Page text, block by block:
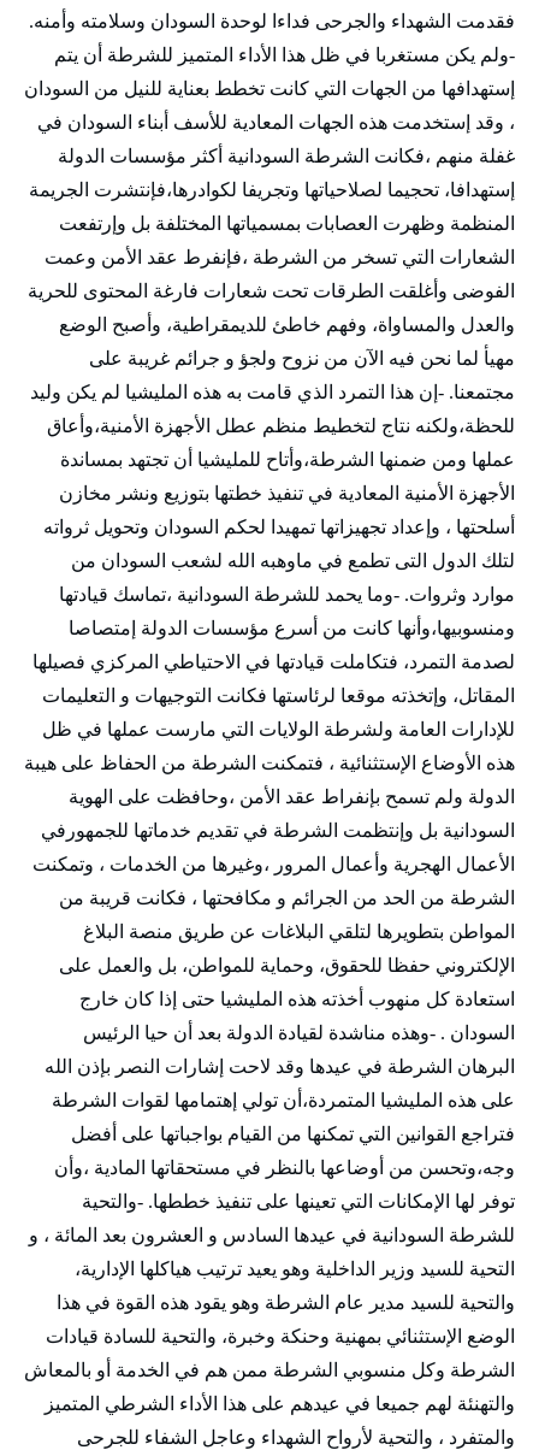
فقدمت الشهداء والجرحى فداءا لوحدة السودان وسلامته وأمنه.
-ولم يكن مستغربا في ظل هذا الأداء المتميز للشرطة أن يتم
إستهدافها من الجهات التي كانت تخطط بعناية للنيل من السودان
، وقد إستخدمت هذه الجهات المعادية للأسف أبناء السودان في
غفلة منهم ،فكانت الشرطة السودانية أكثر مؤسسات الدولة
إستهدافا، تحجيما لصلاحياتها وتجريفا لكوادرها،فإنتشرت الجريمة
المنظمة وظهرت العصابات بمسمياتها المختلفة بل وإرتفعت
الشعارات التي تسخر من الشرطة ،فإنفرط عقد الأمن وعمت
الفوضى وأغلقت الطرقات تحت شعارات فارغة المحتوى للحرية
والعدل والمساواة، وفهم خاطئ للديمقراطية، وأصبح الوضع
مهيأ لما نحن فيه الآن من نزوح ولجؤ و جرائم غريبة على
مجتمعنا. -إن هذا التمرد الذي قامت به هذه المليشيا لم يكن وليد
للحظة،ولكنه نتاج لتخطيط منظم عطل الأجهزة الأمنية،وأعاق
عملها ومن ضمنها الشرطة،وأتاح للمليشيا أن تجتهد بمساندة
الأجهزة الأمنية المعادية في تنفيذ خطتها بتوزيع ونشر مخازن
أسلحتها ، وإعداد تجهيزاتها تمهيدا لحكم السودان وتحويل ثرواته
لتلك الدول التى تطمع في ماوهبه الله لشعب السودان من
موارد وثروات. -وما يحمد للشرطة السودانية ،تماسك قيادتها
ومنسوبيها،وأنها كانت من أسرع مؤسسات الدولة إمتصاصا
لصدمة التمرد، فتكاملت قيادتها في الاحتياطي المركزي فصيلها
المقاتل، وإتخذته موقعا لرئاستها فكانت التوجيهات و التعليمات
للإدارات العامة ولشرطة الولايات التي مارست عملها في ظل
هذه الأوضاع الإستثنائية ، فتمكنت الشرطة من الحفاظ على هيبة
الدولة ولم تسمح بإنفراط عقد الأمن ،وحافظت على الهوية
السودانية بل وإنتظمت الشرطة في تقديم خدماتها للجمهورفي
الأعمال الهجرية وأعمال المرور ،وغيرها من الخدمات ، وتمكنت
الشرطة من الحد من الجرائم و مكافحتها ، فكانت قريبة من
المواطن بتطويرها لتلقي البلاغات عن طريق منصة البلاغ
الإلكتروني حفظا للحقوق، وحماية للمواطن، بل والعمل على
استعادة كل منهوب أخذته هذه المليشيا حتى إذا كان خارج
السودان . -وهذه مناشدة لقيادة الدولة بعد أن حيا الرئيس
البرهان الشرطة في عيدها وقد لاحت إشارات النصر بإذن الله
على هذه المليشيا المتمردة،أن تولي إهتمامها لقوات الشرطة
فتراجع القوانين التي تمكنها من القيام بواجباتها على أفضل
وجه،وتحسن من أوضاعها بالنظر في مستحقاتها المادية ،وأن
توفر لها الإمكانات التي تعينها على تنفيذ خططها. -والتحية
للشرطة السودانية في عيدها السادس و العشرون بعد المائة ، و
التحية للسيد وزير الداخلية وهو يعيد ترتيب هياكلها الإدارية،
والتحية للسيد مدير عام الشرطة وهو يقود هذه القوة في هذا
الوضع الإستثنائي بمهنية وحنكة وخبرة، والتحية للسادة قيادات
الشرطة وكل منسوبي الشرطة ممن هم في الخدمة أو بالمعاش
والتهنئة لهم جميعا في عيدهم على هذا الأداء الشرطي المتميز
والمتفرد ، والتحية لأرواح الشهداء وعاجل الشفاء للجرحى